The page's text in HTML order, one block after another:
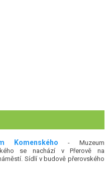
Komenského - Muzeum
se nachází v Přerově na
Sídlí v budově přerovského